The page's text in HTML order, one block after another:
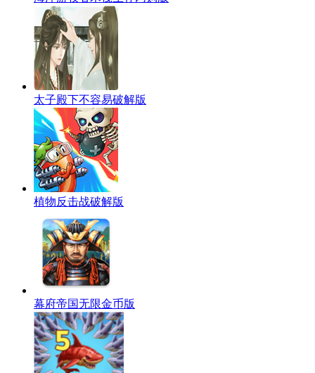
太子殿下不容易破解版
植物反击战破解版
幕府帝国无限金币版